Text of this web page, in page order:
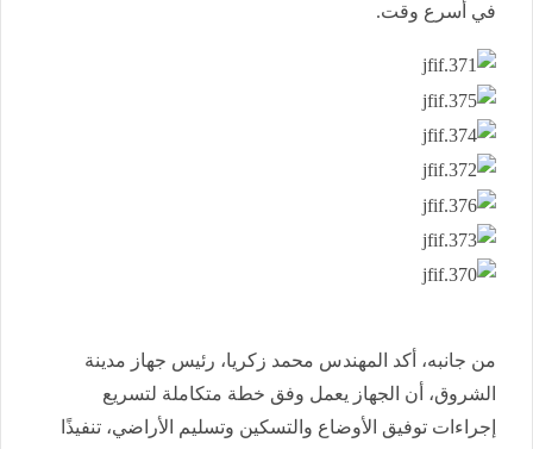
في أسرع وقت.
من جانبه، أكد المهندس محمد زكريا، رئيس جهاز مدينة
الشروق، أن الجهاز يعمل وفق خطة متكاملة لتسريع
إجراءات توفيق الأوضاع والتسكين وتسليم الأراضي، تنفيذًا